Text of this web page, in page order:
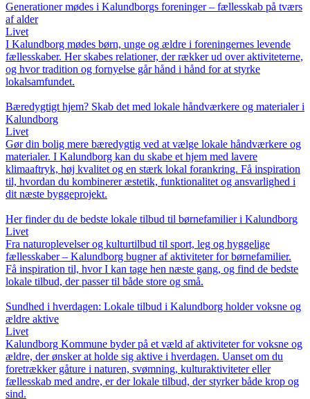
Generationer mødes i Kalundborgs foreninger – fællesskab på tværs
af alder
Livet
I Kalundborg mødes børn, unge og ældre i foreningernes levende
fællesskaber. Her skabes relationer, der rækker ud over aktiviteterne,
og hvor tradition og fornyelse går hånd i hånd for at styrke
lokalsamfundet.
Bæredygtigt hjem? Skab det med lokale håndværkere og materialer i
Kalundborg
Livet
Gør din bolig mere bæredygtig ved at vælge lokale håndværkere og
materialer. I Kalundborg kan du skabe et hjem med lavere
klimaaftryk, høj kvalitet og en stærk lokal forankring. Få inspiration
til, hvordan du kombinerer æstetik, funktionalitet og ansvarlighed i
dit næste byggeprojekt.
Her finder du de bedste lokale tilbud til børnefamilier i Kalundborg
Livet
Fra naturoplevelser og kulturtilbud til sport, leg og hyggelige
fællesskaber – Kalundborg bugner af aktiviteter for børnefamilier.
Få inspiration til, hvor I kan tage hen næste gang, og find de bedste
lokale tilbud, der passer til både store og små.
Sundhed i hverdagen: Lokale tilbud i Kalundborg holder voksne og
ældre aktive
Livet
Kalundborg Kommune byder på et væld af aktiviteter for voksne og
ældre, der ønsker at holde sig aktive i hverdagen. Uanset om du
foretrækker gåture i naturen, svømning, kulturaktiviteter eller
fællesskab med andre, er der lokale tilbud, der styrker både krop og
sind.